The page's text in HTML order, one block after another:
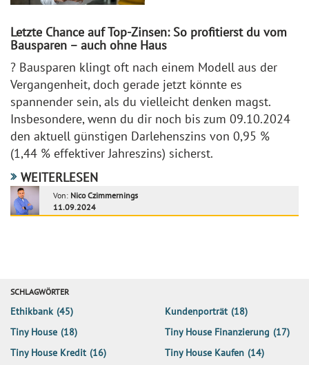
Letzte Chance auf Top-Zinsen: So profitierst du vom
Bausparen – auch ohne Haus
? Bausparen klingt oft nach einem Modell aus der
Vergangenheit, doch gerade jetzt könnte es
spannender sein, als du vielleicht denken magst.
Insbesondere, wenn du dir noch bis zum 09.10.2024
den aktuell günstigen Darlehenszins von 0,95 %
(1,44 % effektiver Jahreszins) sicherst.
WEITERLESEN
Von: Nico Czimmernings
11.09.2024
SCHLAGWÖRTER
Ethikbank (45) Kundenporträt (18)
Tiny House (18) Tiny House Finanzierung (17)
Tiny House Kredit (16) Tiny House Kaufen (14)